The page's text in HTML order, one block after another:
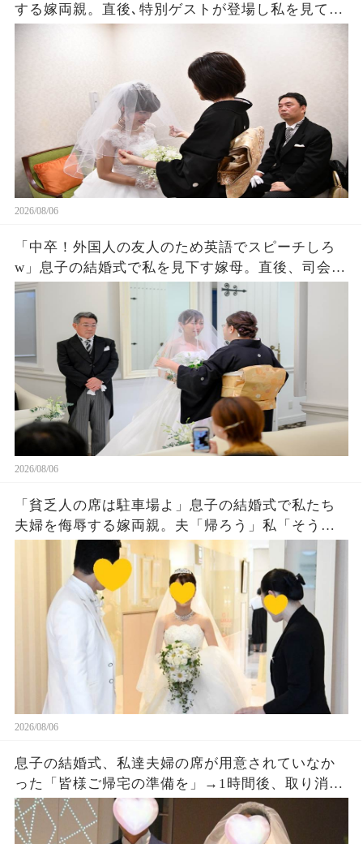
する嫁両親。直後､特別ゲストが登場し私を見て
「社長！お元気そうで」嫁両親「え？」180度立場
2026/08/06
「中卒！外国人の友人のため英語でスピーチしろ
w」息子の結婚式で私を見下す嫁母。直後、司会が
私を名前を呼ぶと外国人「久しぶりダネ、社
長！」嫁母「え？」→壇上で完璧な英語を私がペ
ラペラ話した結果
2026/08/06
「貧乏人の席は駐車場よ」息子の結婚式で私たち
夫婦を侮辱する嫁両親。夫「帰ろう」私「そう
ね…」翌日、ある衝撃の事実を知った嫁両親から
大量着信が…w
2026/08/06
息子の結婚式、私達夫婦の席が用意されていなか
った「皆様ご帰宅の準備を」→1時間後、取り消し
になった結婚式に息子夫婦は半狂乱になった